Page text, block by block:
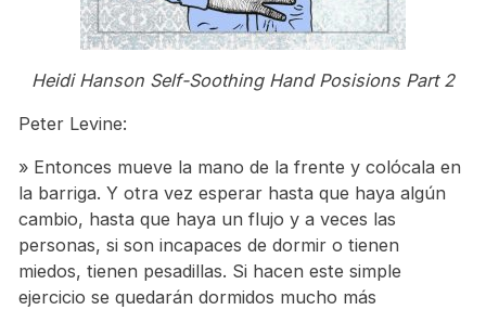
Heidi Hanson Self-Soothing Hand Posisions Part 2
Peter Levine:
» Entonces mueve la mano de la frente y colócala en
la barriga. Y otra vez esperar hasta que haya algún
cambio, hasta que haya un flujo y a veces las
personas, si son incapaces de dormir o tienen
miedos, tienen pesadillas. Si hacen este simple
ejercicio se quedarán dormidos mucho más